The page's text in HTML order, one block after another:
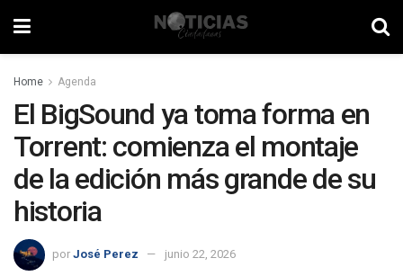
Home Agenda
El BigSound ya toma forma en
Torrent: comienza el montaje
de la edición más grande de su
historia
por José Perez junio 22, 2026